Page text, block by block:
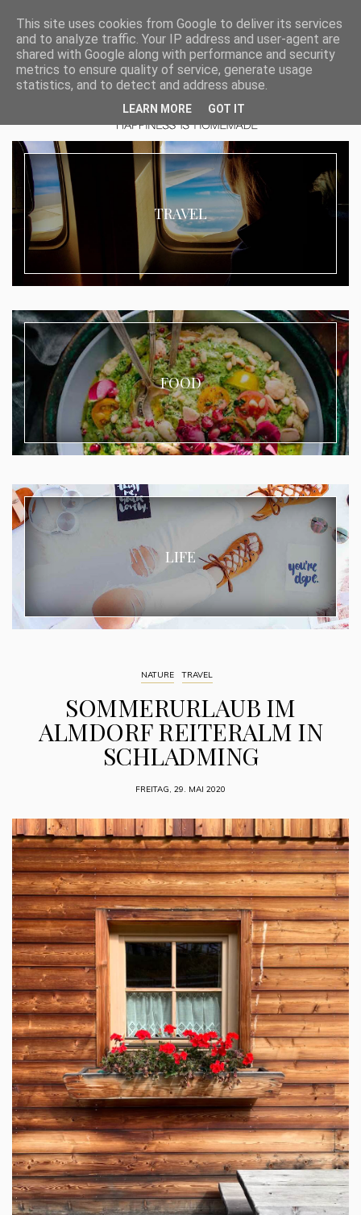
TRAVEL
FOOD
LIFE
NATURE TRAVEL
SOMMERURLAUB IM
ALMDORF REITERALM IN
SCHLADMING
FREITAG, 29. MAI 2020
This site uses cookies from Google to deliver its services
and to analyze traffic. Your IP address and user-agent are
shared with Google along with performance and security
metrics to ensure quality of service, generate usage
statistics, and to detect and address abuse.
LEARN MORE GOT IT